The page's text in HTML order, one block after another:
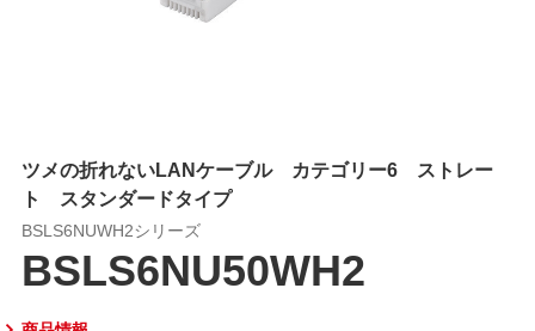
ツメの折れないLANケーブル カテゴリー6 ストレー
ト スタンダードタイプ
BSLS6NUWH2シリーズ
BSLS6NU50WH2